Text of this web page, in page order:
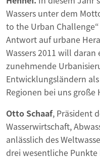
Wassers unter dem
to the Urban
Antwort auf urbane
Wassers 2011 will
zunehmende
Entwicklungsländern
Regionen bei uns
Otto Schaaf, Präsident
Wasserwirtschaft,
anlässlich des
drei wesentliche Punkte